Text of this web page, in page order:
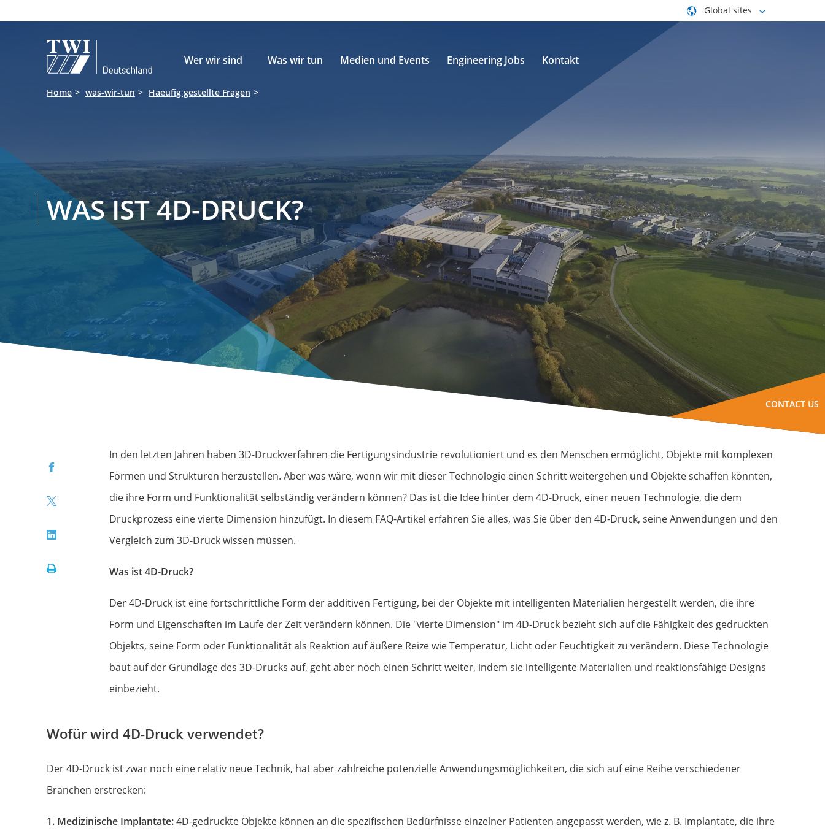
 Global sites
Wer wir sind Was wir tun Medien und Events Engineering Jobs Kontakt
Home was-wir-tun Haeufig gestellte Fragen
WAS IST 4D-DRUCK?
CONTACT US
Facebook
Twitter
LinkedIn
Print
In den letzten Jahren haben 3D-Druckverfahren die Fertigungsindustrie revolutioniert und es den Menschen ermöglicht, Objekte mit komplexen
Formen und Strukturen herzustellen. Aber was wäre, wenn wir mit dieser Technologie einen Schritt weitergehen und Objekte schaffen könnten,
die ihre Form und Funktionalität selbständig verändern können? Das ist die Idee hinter dem 4D-Druck, einer neuen Technologie, die dem
Druckprozess eine vierte Dimension hinzufügt. In diesem FAQ-Artikel erfahren Sie alles, was Sie über den 4D-Druck, seine Anwendungen und den
Vergleich zum 3D-Druck wissen müssen.
Was ist 4D-Druck?
Der 4D-Druck ist eine fortschrittliche Form der additiven Fertigung, bei der Objekte mit intelligenten Materialien hergestellt werden, die ihre
Form und Eigenschaften im Laufe der Zeit verändern können. Die "vierte Dimension" im 4D-Druck bezieht sich auf die Fähigkeit des gedruckten
Objekts, seine Form oder Funktionalität als Reaktion auf äußere Reize wie Temperatur, Licht oder Feuchtigkeit zu verändern. Diese Technologie
baut auf der Grundlage des 3D-Drucks auf, geht aber noch einen Schritt weiter, indem sie intelligente Materialien und reaktionsfähige Designs
einbezieht.
Wofür wird 4D-Druck verwendet?
Der 4D-Druck ist zwar noch eine relativ neue Technik, hat aber zahlreiche potenzielle Anwendungsmöglichkeiten, die sich auf eine Reihe verschiedener
Branchen erstrecken:
1. Medizinische Implantate:4D-gedruckte Objekte können an die spezifischen Bedürfnisse einzelner Patienten angepasst werden, wie z. B. Implantate, die ihre